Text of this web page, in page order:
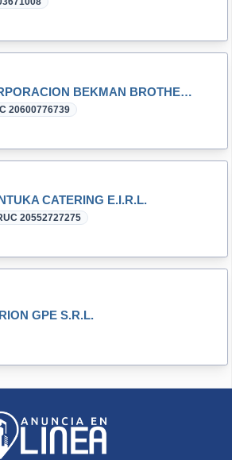
CORPORACION BEKMAN BROTHERS S.A.C.
20600776739
CATERING E.I.R.L.
20552727275
GPE S.R.L.